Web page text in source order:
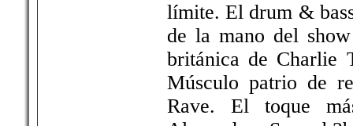
límite. El drum &
de la mano del
británica de Charlie
Músculo patrio de
Rave. El toque